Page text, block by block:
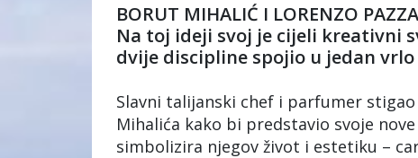
BORUT MIHALIĆ I LORENZO
Na toj ideji svoj je cijeli kreativni
dvije discipline spojio u jedan
Slavni talijanski chef i parfumer
Mihalića kako bi predstavio svoje
simbolizira njegov život i estetiku –